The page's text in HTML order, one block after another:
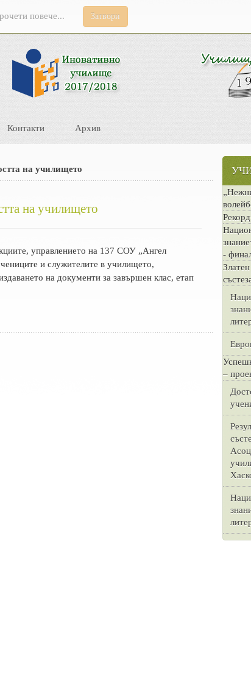
повече... Затвори
Контакти Архив
на училището
на училището
управлението на 137 СОУ „Ангел
и служителите в училището,
на документи за завършен клас, етап
-
–